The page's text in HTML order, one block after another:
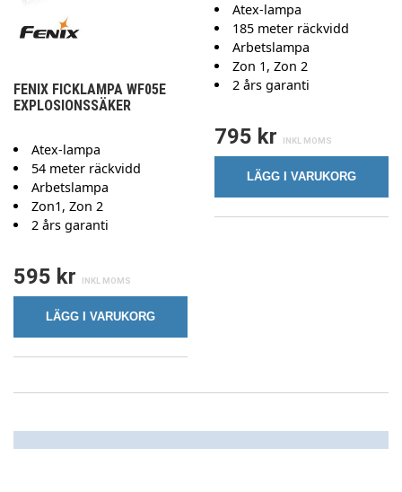
FENIX FICKLAMPA WF05E
EXPLOSIONSSÄKER
Atex-lampa
54 meter räckvidd
Arbetslampa
Zon1, Zon 2
2 års garanti
595 kr
LÄGG I VARUKORG
Atex-lampa
185 meter räckvidd
Arbetslampa
Zon 1, Zon 2
2 års garanti
795 kr
LÄGG I VARUKORG